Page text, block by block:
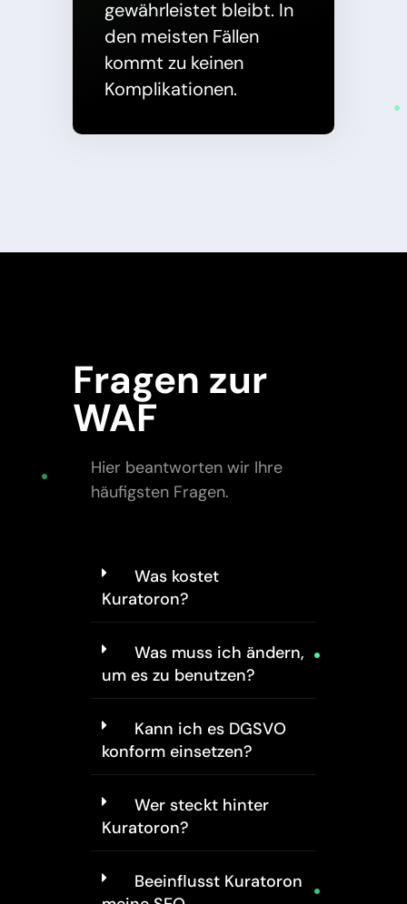
gewährleistet bleibt. In
den meisten Fällen
kommt zu keinen
Komplikationen.
Fragen zur
WAF
Hier beantworten wir Ihre
häufigsten Fragen.
Was kostet
Kuratoron?
Was muss ich ändern,
um es zu benutzen?
Kann ich es DGSVO
konform einsetzen?
Wer steckt hinter
Kuratoron?
Beeinflusst Kuratoron